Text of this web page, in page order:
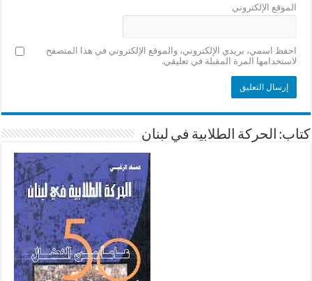
الموقع الإلكتروني
احفظ اسمي، بريدي الإلكتروني، والموقع الإلكتروني في هذا المتصفح
لاستخدامها المرة المقبلة في تعليقي.
كتاب: الحركة الطلابية في لبنان